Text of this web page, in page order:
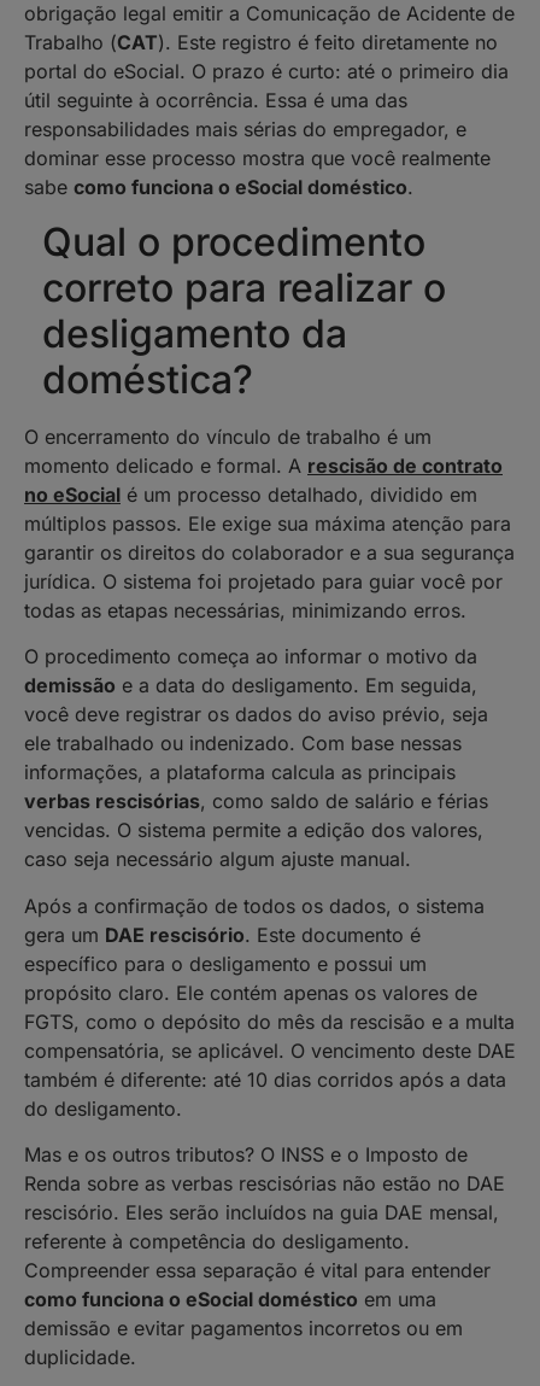
obrigação legal emitir a Comunicação de Acidente de
Trabalho (CAT). Este registro é feito diretamente no
portal do eSocial. O prazo é curto: até o primeiro dia
útil seguinte à ocorrência. Essa é uma das
responsabilidades mais sérias do empregador, e
dominar esse processo mostra que você realmente
sabe como funciona o eSocial doméstico.
Qual o procedimento
correto para realizar o
desligamento da
doméstica?
O encerramento do vínculo de trabalho é um
momento delicado e formal. A rescisão de contrato
no eSocial é um processo detalhado, dividido em
múltiplos passos. Ele exige sua máxima atenção para
garantir os direitos do colaborador e a sua segurança
jurídica. O sistema foi projetado para guiar você por
todas as etapas necessárias, minimizando erros.
O procedimento começa ao informar o motivo da
demissão e a data do desligamento. Em seguida,
você deve registrar os dados do aviso prévio, seja
ele trabalhado ou indenizado. Com base nessas
informações, a plataforma calcula as principais
verbas rescisórias, como saldo de salário e férias
vencidas. O sistema permite a edição dos valores,
caso seja necessário algum ajuste manual.
Após a confirmação de todos os dados, o sistema
gera um DAE rescisório. Este documento é
específico para o desligamento e possui um
propósito claro. Ele contém apenas os valores de
FGTS, como o depósito do mês da rescisão e a multa
compensatória, se aplicável. O vencimento deste DAE
também é diferente: até 10 dias corridos após a data
do desligamento.
Mas e os outros tributos? O INSS e o Imposto de
Renda sobre as verbas rescisórias não estão no DAE
rescisório. Eles serão incluídos na guia DAE mensal,
referente à competência do desligamento.
Compreender essa separação é vital para entender
como funciona o eSocial doméstico em uma
demissão e evitar pagamentos incorretos ou em
duplicidade.